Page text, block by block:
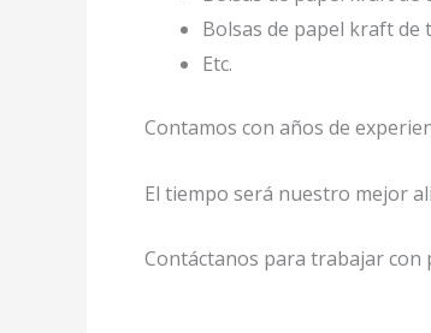
Bolsas de papel kraft de
Etc.
Contamos con años de
El tiempo será nuestro mejor
Contáctanos para trabajar con